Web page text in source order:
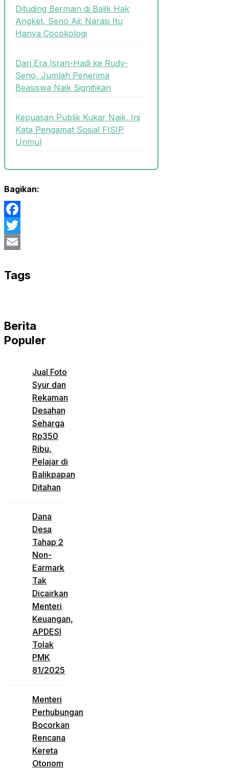
Dituding Bermain di Balik Hak
Angket, Seno Aji: Narasi Itu
Hanya Cocokologi
Dari Era Isran-Hadi ke Rudy-
Seno, Jumlah Penerima
Beasiswa Naik Signifikan
Kepuasan Publik Kukar Naik, Ini
Kata Pengamat Sosial FISIP
Unmul
Bagikan:
Facebook
Twitter
Tags
Berita
Populer
Jual Foto
Syur dan
Rekaman
Desahan
Seharga
Rp350
Ribu,
Pelajar di
Balikpapan
Ditahan
Dana
Desa
Tahap 2
Non-
Earmark
Tak
Dicairkan
Menteri
Keuangan,
APDESI
Tolak
PMK
81/2025
Menteri
Perhubungan
Bocorkan
Rencana
Kereta
Otonom